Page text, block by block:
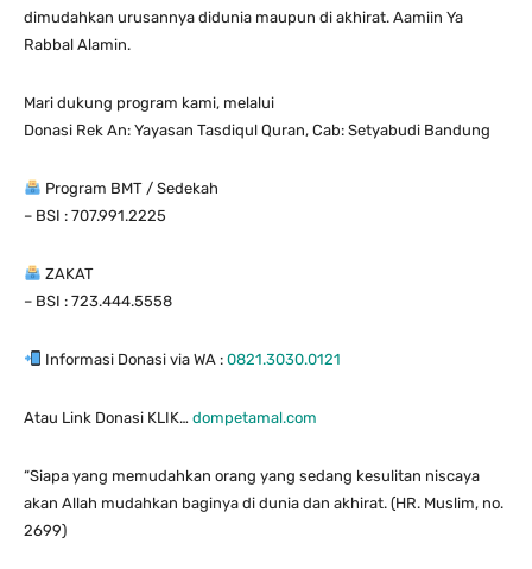
dimudahkan urusannya didunia maupun di akhirat. Aamiin Ya
Rabbal Alamin.
Mari dukung program kami, melalui
Donasi Rek An: Yayasan Tasdiqul Quran, Cab: Setyabudi Bandung
Program BMT / Sedekah
– BSI : 707.991.2225
ZAKAT
– BSI : 723.444.5558
Informasi Donasi via WA : 0821.3030.0121
Atau Link Donasi KLIK… dompetamal.com
“Siapa yang memudahkan orang yang sedang kesulitan niscaya
akan Allah mudahkan baginya di dunia dan akhirat. (HR. Muslim, no.
2699)